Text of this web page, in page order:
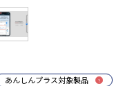
あんしんプラス対象製品